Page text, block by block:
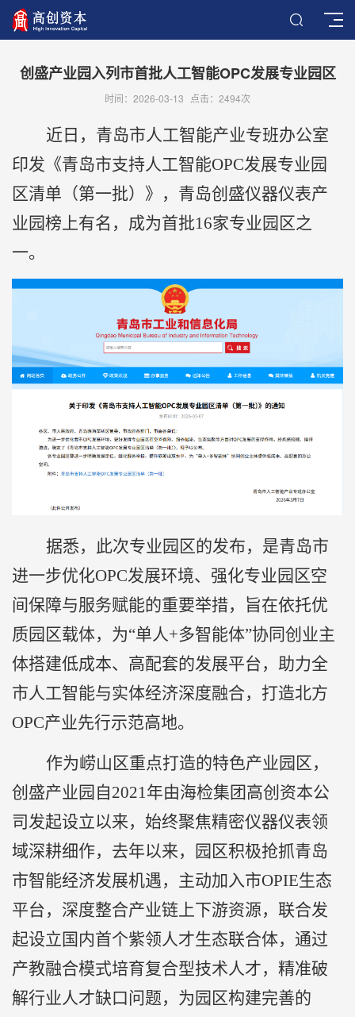
创盛产业园入列市首批人工智能OPC发展专业园区
时间：2026-03-13 点击： 2494次
近日，青岛市人工智能产业专班办公室
印发《青岛市支持人工智能OPC发展专业园
区清单（第一批）》，青岛创盛仪器仪表产
业园榜上有名，成为首批16家专业园区之
一。
据悉，此次专业园区的发布，是青岛市
进一步优化OPC发展环境、强化专业园区空
间保障与服务赋能的重要举措，旨在依托优
质园区载体，为“单人+多智能体”协同创业主
体搭建低成本、高配套的发展平台，助力全
市人工智能与实体经济深度融合，打造北方
OPC产业先行示范高地。
作为崂山区重点打造的特色产业园区，
创盛产业园自2021年由海检集团高创资本公
司发起设立以来，始终聚焦精密仪器仪表领
域深耕细作，去年以来，园区积极抢抓青岛
市智能经济发展机遇，主动加入市OPIE生态
平台，深度整合产业链上下游资源，联合发
起设立国内首个紫领人才生态联合体，通过
产教融合模式培育复合型技术人才，精准破
解行业人才缺口问题，为园区构建完善的